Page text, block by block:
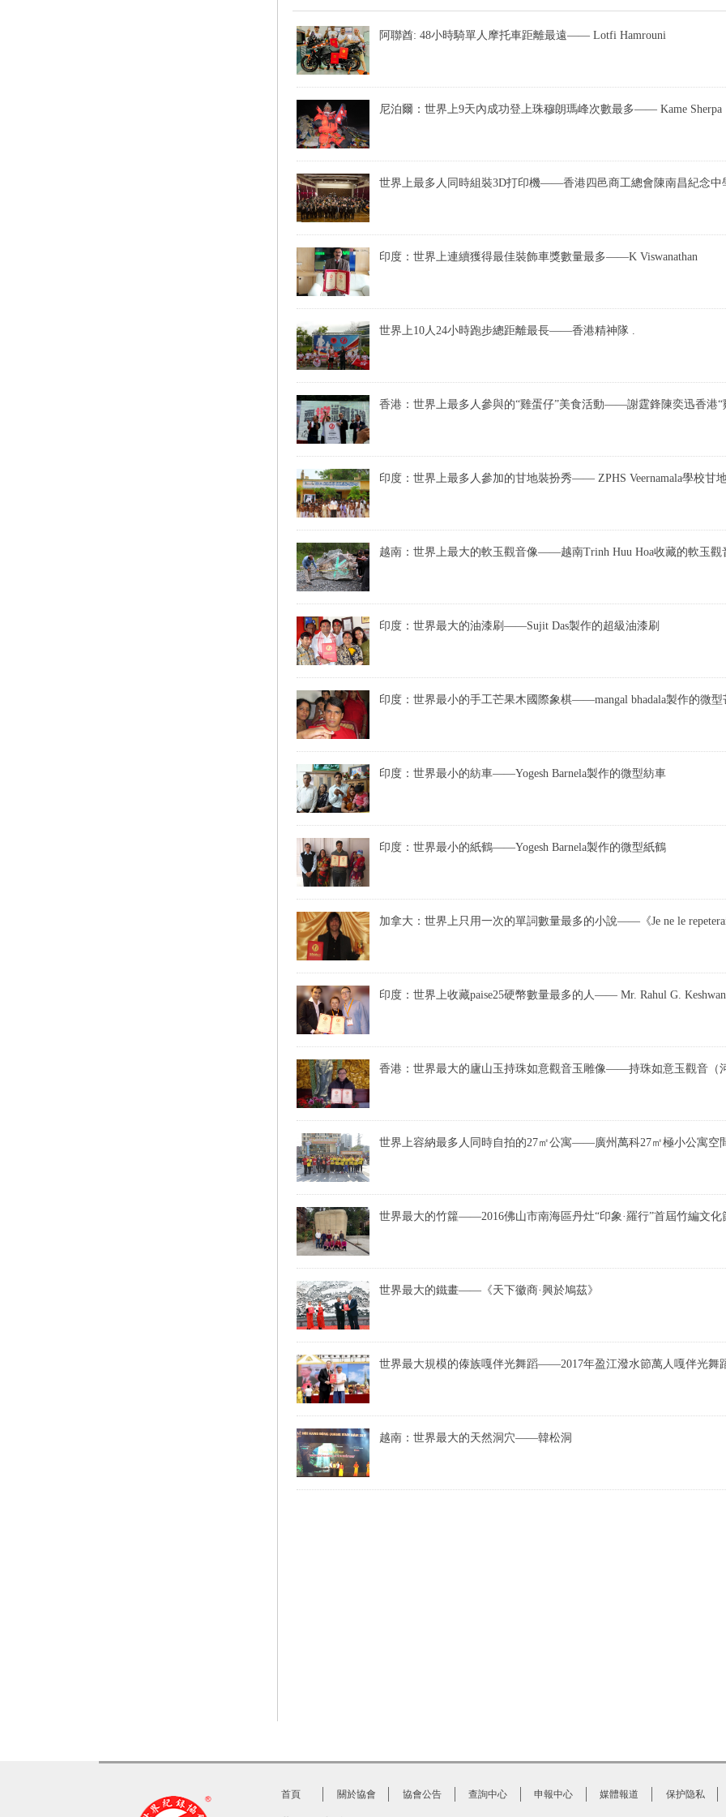
阿聯酋: 48小時騎單人摩托車距離最遠—— Lotfi Hamrouni
尼泊爾：世界上9天內成功登上珠穆朗瑪峰次數最多—— Kame Sherpa
世界上最多人同時組裝3D打印機——香港四邑商工總會陳南昌紀念中
印度：世界上連續獲得最佳裝飾車獎數量最多——K Viswanathan
世界上10人24小時跑步總距離最長——香港精神隊 .
香港：世界上最多人參與的“雞蛋仔”美食活動——謝霆鋒陳奕迅香港“
印度：世界上最多人參加的甘地裝扮秀—— ZPHS Veernamala學校甘
越南：世界上最大的軟玉觀音像——越南Trinh Huu Hoa收藏的軟玉觀
印度：世界最大的油漆刷——Sujit Das製作的超級油漆刷
印度：世界最小的手工芒果木國際象棋——mangal bhadala製作的微
印度：世界最小的紡車——Yogesh Barnela製作的微型紡車
印度：世界最小的紙鶴——Yogesh Barnela製作的微型紙鶴
加拿大：世界上只用一次的單詞數量最多的小說——《Je ne le repeterai
印度：世界上收藏paise25硬幣數量最多的人—— Mr. Rahul G.
香港：世界最大的廬山玉持珠如意觀音玉雕像——持珠如意玉觀音（
世界上容納最多人同時自拍的27㎡公寓——廣州萬科27㎡極小公寓空
世界最大的竹籮——2016佛山市南海區丹灶“印象·羅行”首屆竹編文化
世界最大的鐵畫——《天下徽商·興於鳩茲》
世界最大規模的傣族嘎伴光舞蹈——2017年盈江潑水節萬人嘎伴光舞
越南：世界最大的天然洞穴——韓松洞
首頁 關於協會 協會公告 查詢中心 申報中心 媒體報道 保护隐私